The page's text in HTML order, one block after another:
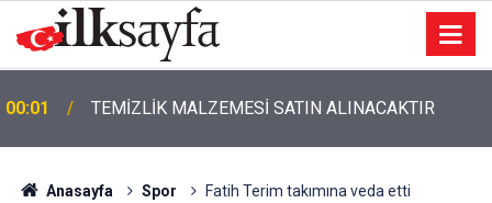
00:01 TEMİZLİK MALZEMESİ SATIN ALINACAKTIR
Anasayfa Spor Fatih Terim takımına veda etti